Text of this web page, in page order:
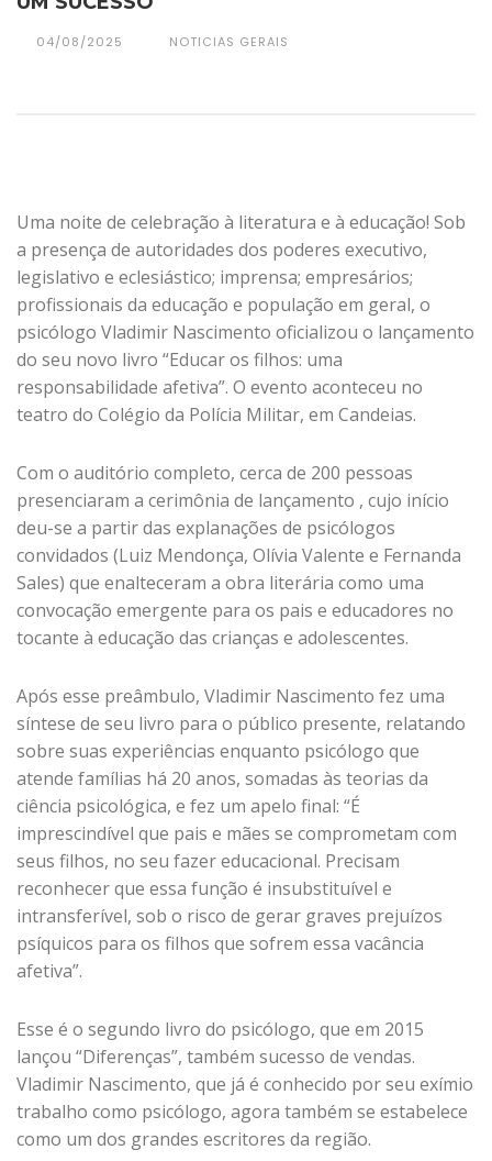
04/08/2025 NOTICIAS GERAIS
Uma noite de celebração à literatura e à educação! Sob
a presença de autoridades dos poderes executivo,
legislativo e eclesiástico; imprensa; empresários;
profissionais da educação e população em geral, o
psicólogo Vladimir Nascimento oficializou o lançamento
do seu novo livro “Educar os filhos: uma
responsabilidade afetiva”. O evento aconteceu no
teatro do Colégio da Polícia Militar, em Candeias.
Com o auditório completo, cerca de 200 pessoas
presenciaram a cerimônia de lançamento , cujo início
deu-se a partir das explanações de psicólogos
convidados (Luiz Mendonça, Olívia Valente e Fernanda
Sales) que enalteceram a obra literária como uma
convocação emergente para os pais e educadores no
tocante à educação das crianças e adolescentes.
Após esse preâmbulo, Vladimir Nascimento fez uma
síntese de seu livro para o público presente, relatando
sobre suas experiências enquanto psicólogo que
atende famílias há 20 anos, somadas às teorias da
ciência psicológica, e fez um apelo final: “É
imprescindível que pais e mães se comprometam com
seus filhos, no seu fazer educacional. Precisam
reconhecer que essa função é insubstituível e
intransferível, sob o risco de gerar graves prejuízos
psíquicos para os filhos que sofrem essa vacância
afetiva”.
Esse é o segundo livro do psicólogo, que em 2015
lançou “Diferenças”, também sucesso de vendas.
Vladimir Nascimento, que já é conhecido por seu exímio
trabalho como psicólogo, agora também se estabelece
como um dos grandes escritores da região.